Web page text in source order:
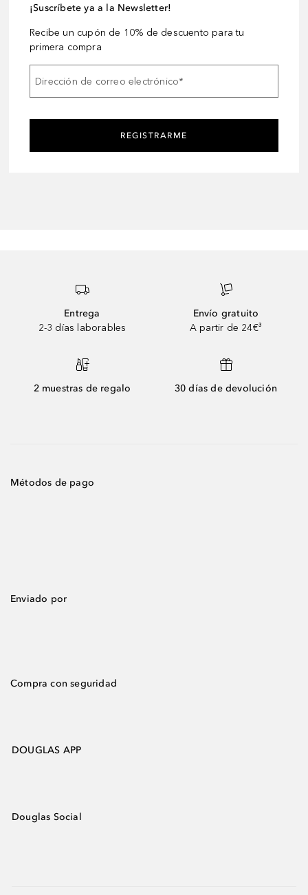
¡Suscríbete ya a la Newsletter!
Recibe un cupón de 10% de descuento para tu
primera compra
Dirección de correo electrónico*
REGISTRARME
Entrega
2-3 días laborables
Envío gratuito
A partir de 24€³
2 muestras de regalo 30 días de devolución
Métodos de pago
Enviado por
Compra con seguridad
DOUGLAS APP
Douglas Social